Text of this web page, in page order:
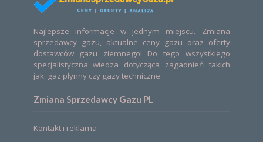
Najlepsze informacje w jednym miejscu. Zmiana
sprzedawcy gazu, aktualne ceny gazu oraz oferty
dostawców gazu ziemnego! Do tego wszystkiego
specjalistyczna wiedza dotycząca zagadnień takich
jak: gaz płynny czy gazy techniczne
Zmiana Sprzedawcy Gazu PL
Kontakt i reklama